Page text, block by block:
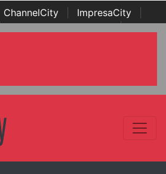
ChannelCity ImpresaCity
Italian Channel Awards | Italian